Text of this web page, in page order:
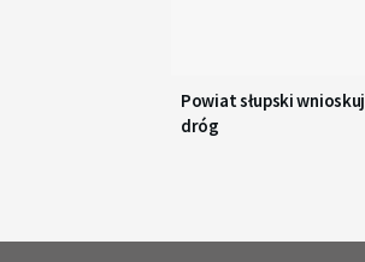
Powiat słupski
dróg